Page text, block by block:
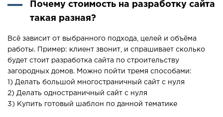
Почему стоимость на разработку сайта
такая разная?
Всё зависит от выбранного подхода, целей и объёма
работы. Пример: клиент звонит, и спрашивает сколько
будет стоит разработка сайта по строительству
загородных домов. Можно пойти тремя способами:
1) Делать большой многостраничный сайт с нуля
2) Делать одностраничный сайт с нуля
3) Купить готовый шаблон по данной тематике